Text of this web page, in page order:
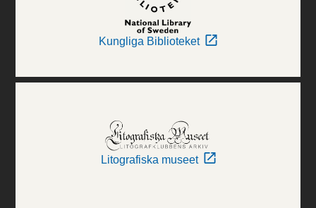
Kungliga Biblioteket
Litografiska museet